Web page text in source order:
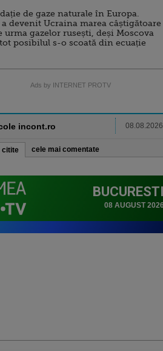
de gaze naturale în Europa.
a devenit Ucraina marea câștigătoare
urma gazelor rusești, deși Moscova
posibilul s-o scoată din ecuație
Ads by INTERNET PROTV
incont.ro 08.08.2026
citite cele mai comentate